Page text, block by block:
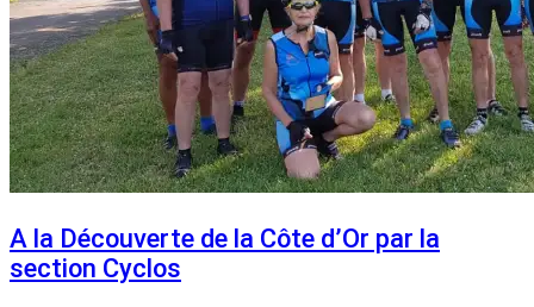
A la Découverte de la Côte d’Or par la
section Cyclos